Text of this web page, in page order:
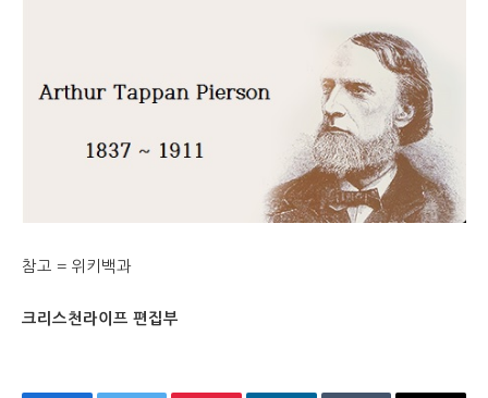
참고 = 위키백과
크리스천라이프 편집부